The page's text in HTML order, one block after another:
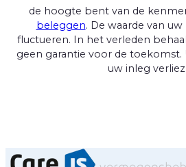
de hoogte bent van de
beleggen. De waarde van
fluctueren. In het verleden
geen garantie voor de toekomst.
uw inleg